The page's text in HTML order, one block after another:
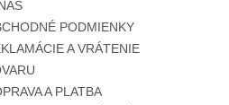
PODMIENKY
A VRÁTENIE
A PLATBA